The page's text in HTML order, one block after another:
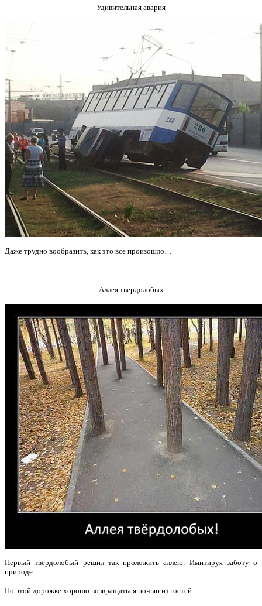
Удивительная авария
Даже трудно вообразить, как это всё произошло…
Аллея твердолобых
Первый твердолобый решил так проложить аллею. Имитируя заботу о
природе.
По этой дорожке хорошо возвращаться ночью из гостей…